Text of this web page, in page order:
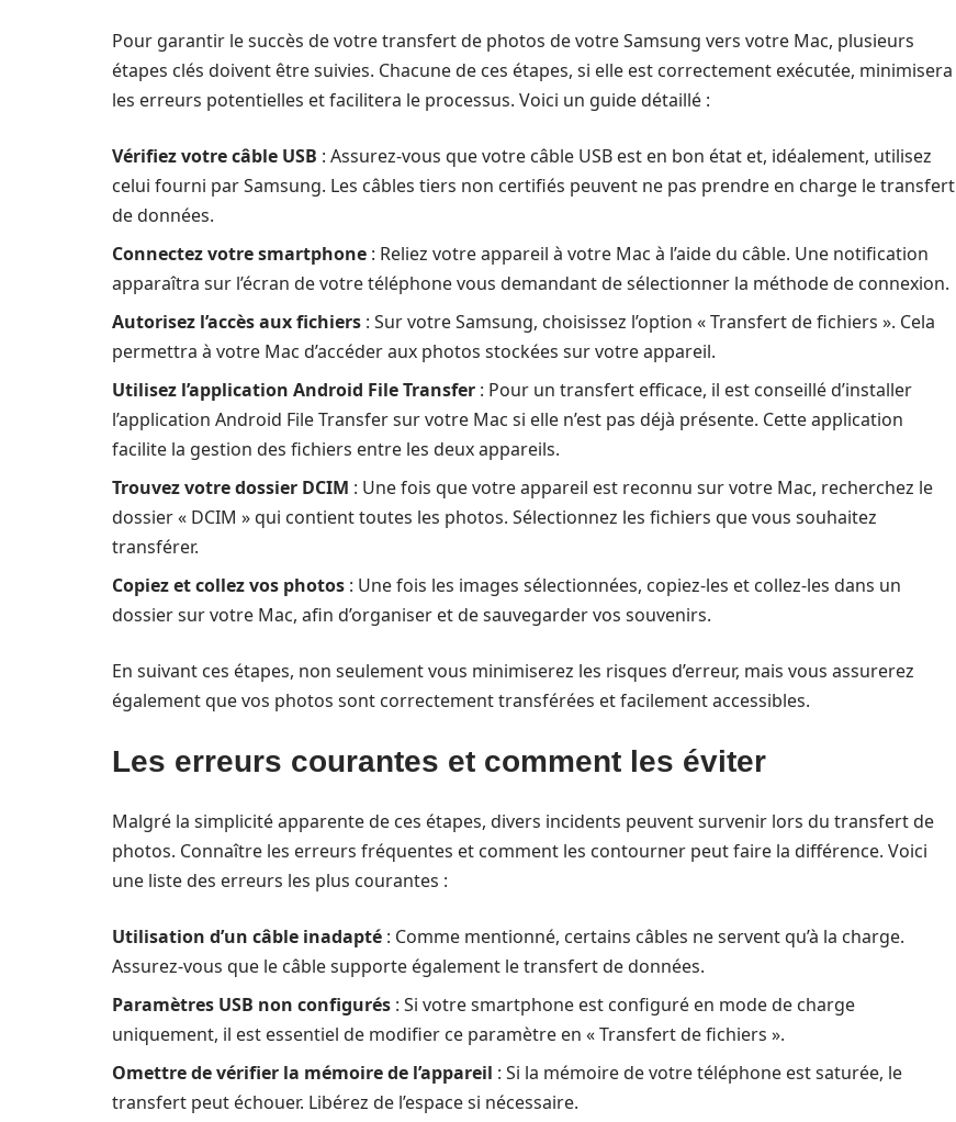
Pour garantir le succès de votre transfert de photos de votre Samsung vers votre Mac, plusieurs
étapes clés doivent être suivies. Chacune de ces étapes, si elle est correctement exécutée, minimisera
les erreurs potentielles et facilitera le processus. Voici un guide détaillé :
Vérifiez votre câble USB : Assurez-vous que votre câble USB est en bon état et, idéalement, utilisez
celui fourni par Samsung. Les câbles tiers non certifiés peuvent ne pas prendre en charge le transfert
de données.
Connectez votre smartphone : Reliez votre appareil à votre Mac à l’aide du câble. Une notification
apparaîtra sur l’écran de votre téléphone vous demandant de sélectionner la méthode de connexion.
Autorisez l’accès aux fichiers : Sur votre Samsung, choisissez l’option « Transfert de fichiers ». Cela
permettra à votre Mac d’accéder aux photos stockées sur votre appareil.
Utilisez l’application Android File Transfer : Pour un transfert efficace, il est conseillé d’installer
l’application Android File Transfer sur votre Mac si elle n’est pas déjà présente. Cette application
facilite la gestion des fichiers entre les deux appareils.
Trouvez votre dossier DCIM : Une fois que votre appareil est reconnu sur votre Mac, recherchez le
dossier « DCIM » qui contient toutes les photos. Sélectionnez les fichiers que vous souhaitez
transférer.
Copiez et collez vos photos : Une fois les images sélectionnées, copiez-les et collez-les dans un
dossier sur votre Mac, afin d’organiser et de sauvegarder vos souvenirs.
En suivant ces étapes, non seulement vous minimiserez les risques d’erreur, mais vous assurerez
également que vos photos sont correctement transférées et facilement accessibles.
Les erreurs courantes et comment les éviter
Malgré la simplicité apparente de ces étapes, divers incidents peuvent survenir lors du transfert de
photos. Connaître les erreurs fréquentes et comment les contourner peut faire la différence. Voici
une liste des erreurs les plus courantes :
Utilisation d’un câble inadapté : Comme mentionné, certains câbles ne servent qu’à la charge.
Assurez-vous que le câble supporte également le transfert de données.
Paramètres USB non configurés : Si votre smartphone est configuré en mode de charge
uniquement, il est essentiel de modifier ce paramètre en « Transfert de fichiers ».
Omettre de vérifier la mémoire de l’appareil : Si la mémoire de votre téléphone est saturée, le
transfert peut échouer. Libérez de l’espace si nécessaire.